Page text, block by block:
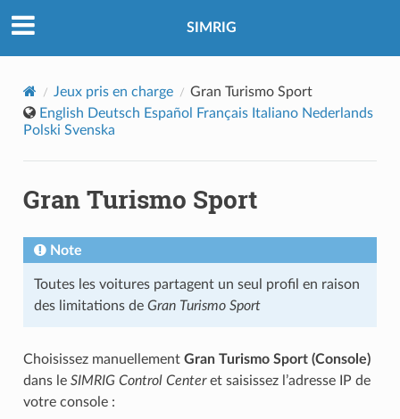
SIMRIG
Jeux pris en charge
Gran Turismo Sport
English Deutsch Español Français Italiano Nederlands
Polski Svenska
Gran Turismo Sport
Note
Toutes les voitures partagent un seul profil en raison
des limitations de Gran Turismo Sport
Choisissez manuellement Gran Turismo Sport (Console)
dans le SIMRIG Control Centeret saisissez l’adresse IP de
votre console :